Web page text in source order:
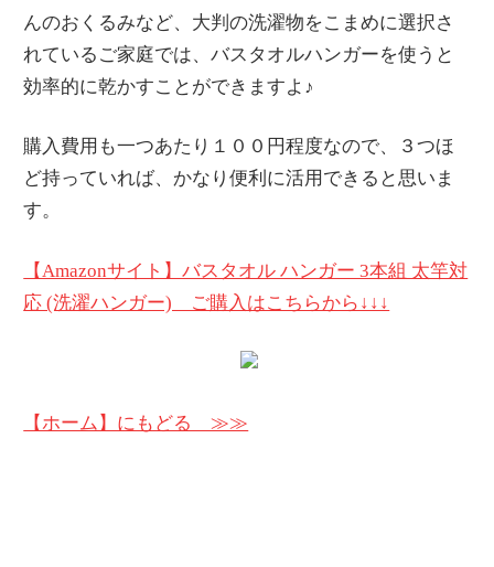
んのおくるみなど、大判の洗濯物をこまめに選択さ
れているご家庭では、バスタオルハンガーを使うと
効率的に乾かすことができますよ♪
購入費用も一つあたり１００円程度なので、３つほ
ど持っていれば、かなり便利に活用できると思いま
す。
【Amazonサイト】バスタオル ハンガー 3本組 太竿対
応 (洗濯ハンガー) ご購入はこちらから↓↓↓
【ホーム】にもどる ≫≫